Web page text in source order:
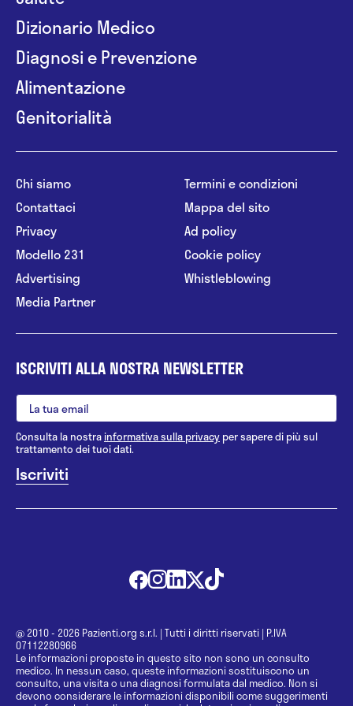
Dizionario Medico
Diagnosi e Prevenzione
Alimentazione
Genitorialità
Chi siamo
Contattaci
Privacy
Modello 231
Advertising
Media Partner
Termini e condizioni
Mappa del sito
Ad policy
Cookie policy
Whistleblowing
ISCRIVITI ALLA NOSTRA NEWSLETTER
Consulta la nostrainformativa sulla privacy per sapere di più sul
trattamento dei tuoi dati.
@ 2010 - 2026 Pazienti.org s.r.l. | Tutti i diritti riservati | P.IVA
07112280966
Le informazioni proposte in questo sito non sono un consulto
medico. In nessun caso, queste informazioni sostituiscono un
consulto, una visita o una diagnosi formulata dal medico. Non si
devono considerare le informazioni disponibili come suggerimenti